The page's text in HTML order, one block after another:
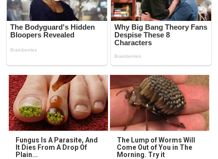
Fungus Is A Parasite, And
It Dies From A Drop Of
Plain...
The Lump of Worms Will
Come Out of You in The
Morning. Try it